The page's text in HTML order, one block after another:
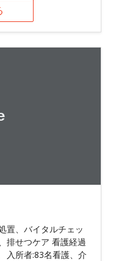
置、バイタルチェッ
排せつケア 看護経過
入所者:83名看護、介